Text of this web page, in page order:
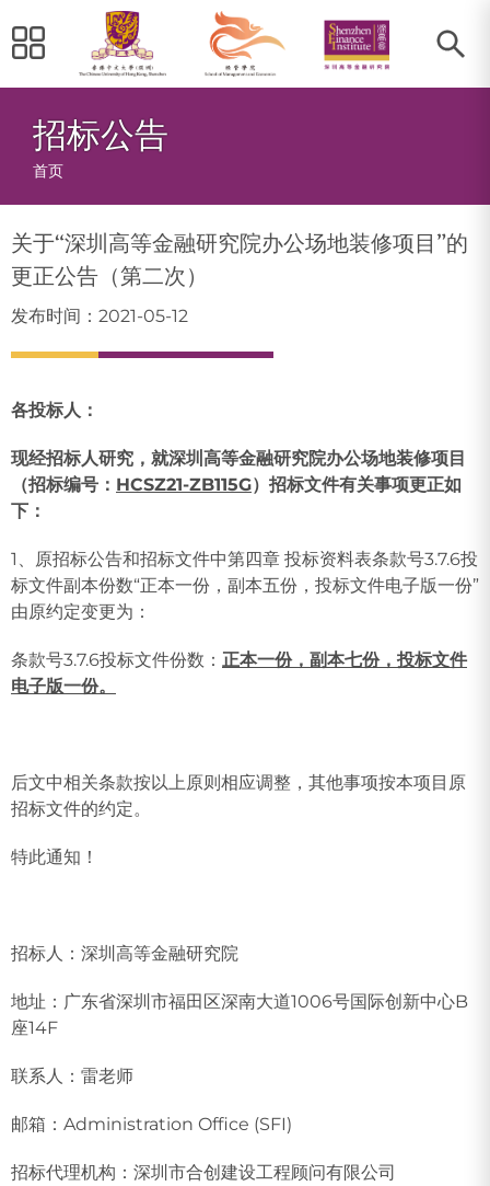
招标公告
面
包
屑
首页
关于“深圳高等金融研究院办公场地装修项目”的
更正公告（第二次）
发布时间：2021-05-12
各投标人：
现经招标人研究，就深圳高等金融研究院办公场地装修项目
（招标编号： HCSZ21-ZB115G）招标文件有关事项更正如
下：
1、原招标公告和招标文件中第四章 投标资料表条款号3.7.6投
标文件副本份数“正本一份，副本五份，投标文件电子版一份”
由原约定变更为：
条款号3.7.6投标文件份数： 正本一份，副本七份，投标文件
电子版一份。
后文中相关条款按以上原则相应调整，其他事项按本项目原
招标文件的约定。
特此通知！
招标人：深圳高等金融研究院
地址：广东省深圳市福田区深南大道1006号国际创新中心B
座14F
联系人：雷老师
邮箱：Administration Office (SFI)
招标代理机构：深圳市合创建设工程顾问有限公司